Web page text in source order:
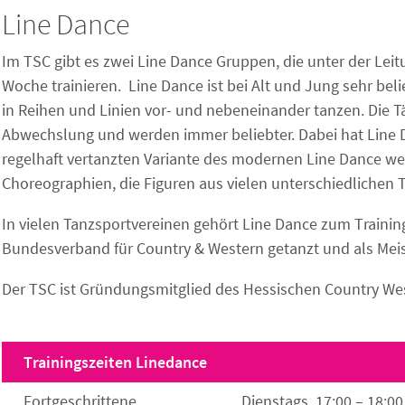
Line Dance
Im TSC gibt es zwei Line Dance Gruppen, die unter der
Woche trainieren. Line Dance ist bei Alt und Jung sehr
in Reihen und Linien vor- und nebeneinander tanzen. Die
Abwechslung und werden immer beliebter. Dabei hat
regelhaft vertanzten Variante des modernen Line Dance
Choreographien, die Figuren aus vielen unterschiedlichen
In vielen Tanzsportvereinen gehört Line Dance zum
Bundesverband für Country & Western getanzt und als
Der TSC ist Gründungsmitglied des Hessischen Country
Trainingszeiten Linedance